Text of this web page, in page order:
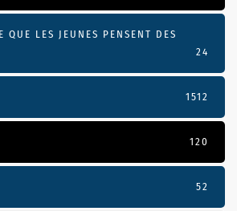
QUE LES JEUNES PENSENT DES
24
1512
120
52